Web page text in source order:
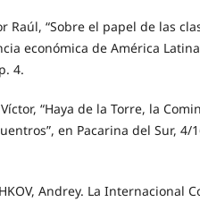
Raúl, “Sobre el papel de las
económica de América
4.
Víctor, “Haya de la Torre, la
en Pacarina del Sur, 4/
Andrey. La Internacional